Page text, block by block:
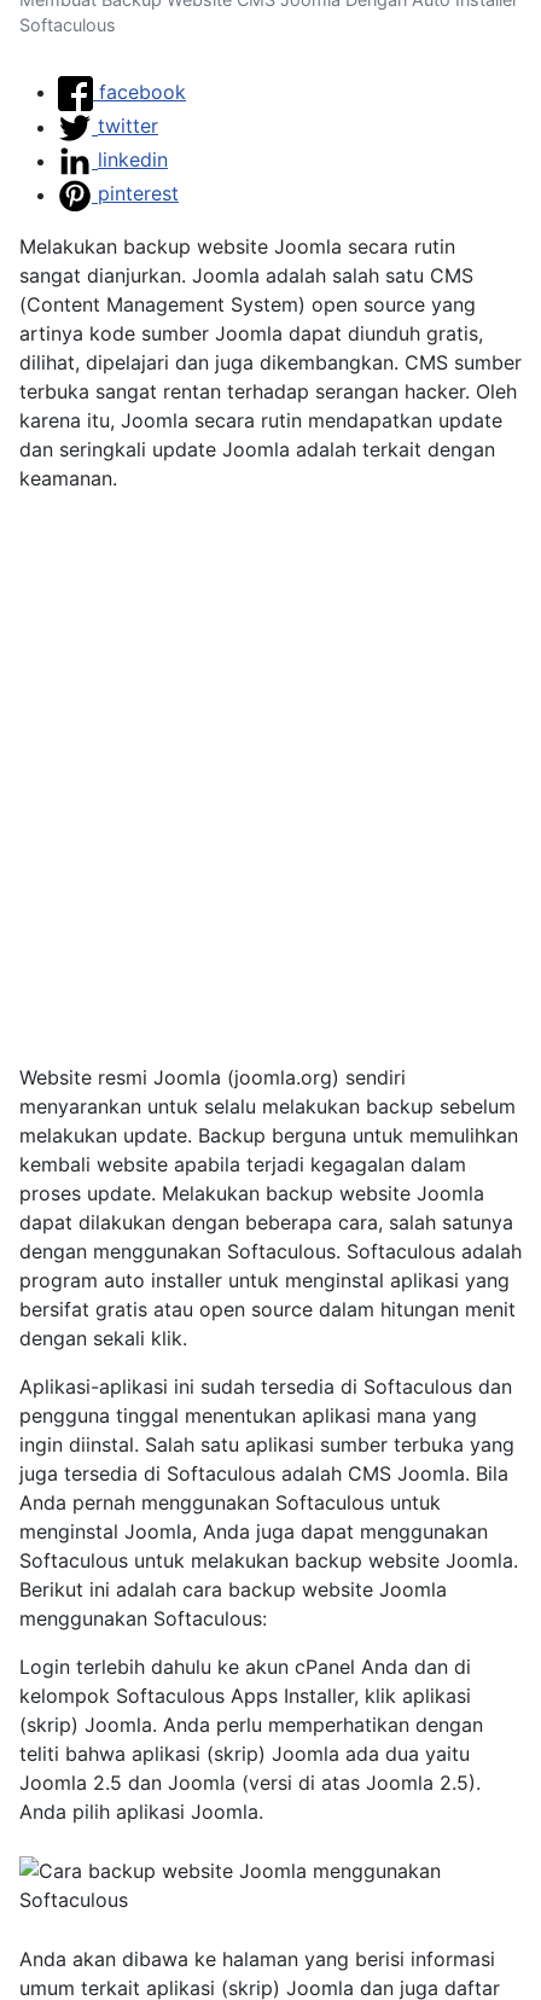
Softaculous
facebook
twitter
linkedin
pinterest
Melakukan backup website Joomla secara rutin
sangat dianjurkan. Joomla adalah salah satu CMS
(Content Management System) open source yang
artinya kode sumber Joomla dapat diunduh gratis,
dilihat, dipelajari dan juga dikembangkan. CMS sumber
terbuka sangat rentan terhadap serangan hacker. Oleh
karena itu, Joomla secara rutin mendapatkan update
dan seringkali update Joomla adalah terkait dengan
keamanan.
Website resmi Joomla (joomla.org) sendiri
menyarankan untuk selalu melakukan backup sebelum
melakukan update. Backup berguna untuk memulihkan
kembali website apabila terjadi kegagalan dalam
proses update. Melakukan backup website Joomla
dapat dilakukan dengan beberapa cara, salah satunya
dengan menggunakan Softaculous. Softaculous adalah
program auto installer untuk menginstal aplikasi yang
bersifat gratis atau open source dalam hitungan menit
dengan sekali klik.
Aplikasi-aplikasi ini sudah tersedia di Softaculous dan
pengguna tinggal menentukan aplikasi mana yang
ingin diinstal. Salah satu aplikasi sumber terbuka yang
juga tersedia di Softaculous adalah CMS Joomla. Bila
Anda pernah menggunakan Softaculous untuk
menginstal Joomla, Anda juga dapat menggunakan
Softaculous untuk melakukan backup website Joomla.
Berikut ini adalah cara backup website Joomla
menggunakan Softaculous:
Login terlebih dahulu ke akun cPanel Anda dan di
kelompok Softaculous Apps Installer, klik aplikasi
(skrip) Joomla. Anda perlu memperhatikan dengan
teliti bahwa aplikasi (skrip) Joomla ada dua yaitu
Joomla 2.5 dan Joomla (versi di atas Joomla 2.5).
Anda pilih aplikasi Joomla.
Anda akan dibawa ke halaman yang berisi informasi
umum terkait aplikasi (skrip) Joomla dan juga daftar